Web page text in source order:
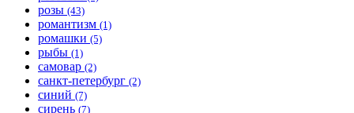
розы (43)
романтизм (1)
ромашки (5)
рыбы (1)
самовар (2)
санкт-петербург (2)
синий (7)
сирень (7)